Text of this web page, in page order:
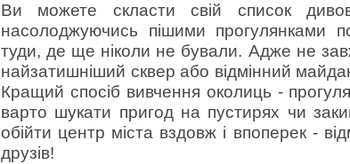
Ви можете скласти свій список
насолоджуючись пішими прогулянками
туди, де ще ніколи не бували. Адже не
найзатишніший сквер або відмінний
Кращий спосіб вивчення околиць -
варто шукати пригод на пустирях чи
обійти центр міста вздовж і впоперек -
друзів!